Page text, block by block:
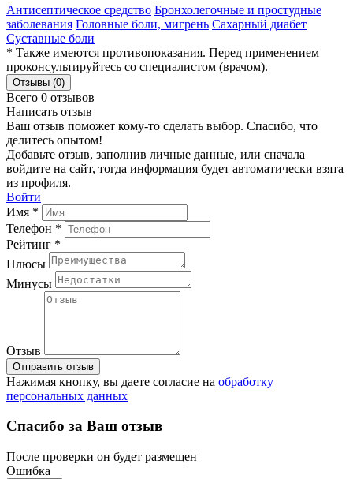
Антисептическое средство Бронхолегочные и простудные
заболевания Головные боли, мигрень Сахарный диабет
Суставные боли
* Также имеются противопоказания. Перед применением
проконсультируйтесь со специалистом (врачом).
Отзывы (0)
Всего 0 отзывов
Написать отзыв
Ваш отзыв поможет кому-то сделать выбор. Спасибо, что
делитесь опытом!
Добавьте отзыв, заполнив личные данные, или сначала
войдите на сайт, тогда информация будет автоматически взята
из профиля.
Войти
Имя *
Телефон *
Рейтинг *
Плюсы
Минусы
Отзыв
Отправить отзыв
Нажимая кнопку, вы даете согласие на обработку
персональных данных
Спасибо за Ваш отзыв
После проверки он будет размещен
Ошибка